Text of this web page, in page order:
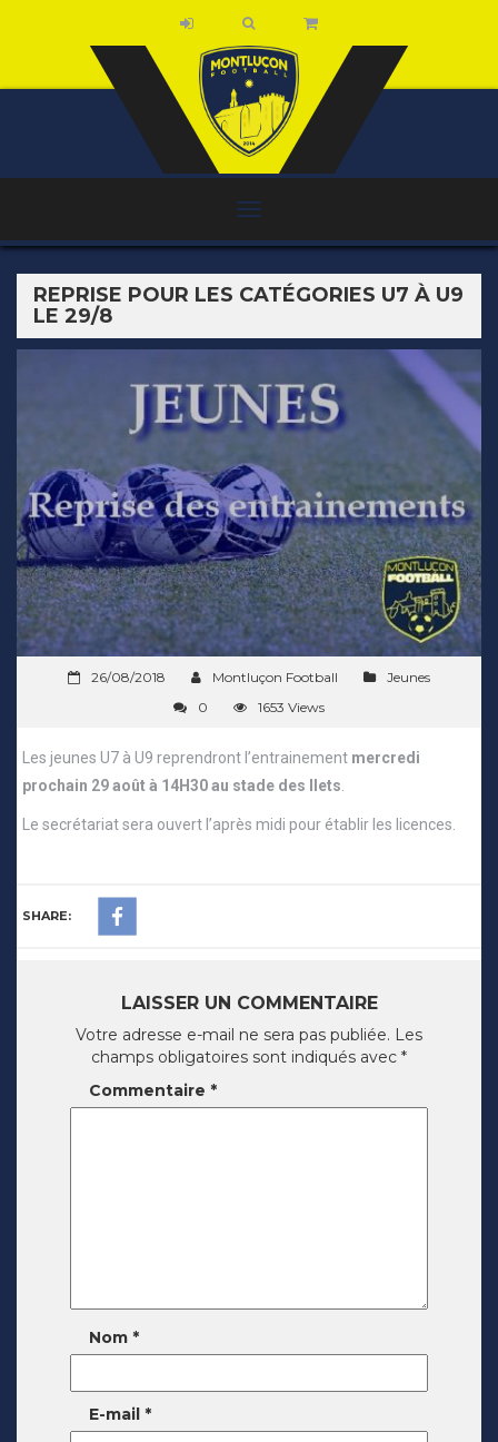
REPRISE POUR LES CATÉGORIES U7 À U9
LE 29/8
26/08/2018 Montluçon Football
Jeunes
0
1653 Views
Les jeunes U7 à U9 reprendront l’entrainement mercredi
prochain 29 août à 14H30 au stade des Ilets
Le secrétariat sera ouvert l’après midi pour établir les licences.
SHARE:
LAISSER UN COMMENTAIRE
Votre adresse e-mail ne sera pas publiée. Les
champs obligatoires sont indiqués avec *
Commentaire *
Nom *
E-mail *